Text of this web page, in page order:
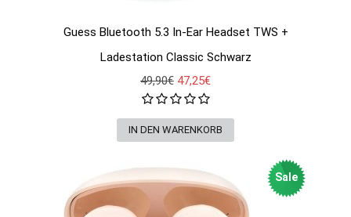
Guess Bluetooth 5.3 In-Ear Headset TWS +
Ladestation Classic Schwarz
49,90€ 47,25€
Sale